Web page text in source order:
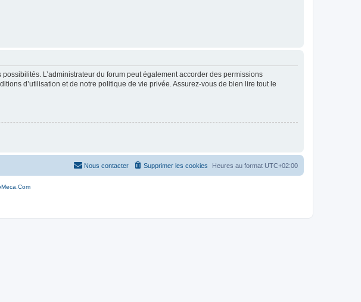
L’administrateur du forum peut également accorder des permissions
d’utilisation et de notre politique de vie privée. Assurez-vous de bien lire tout le
Heures au format UTC+02:00
Supprimer les cookies
Nous contacter